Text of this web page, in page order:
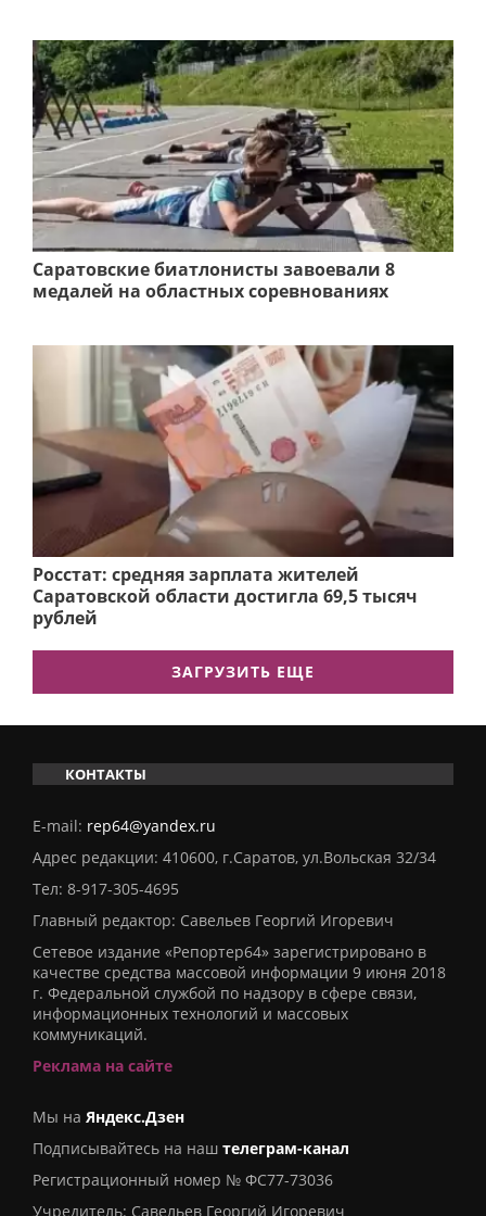
Саратовские биатлонисты завоевали 8
медалей на областных соревнованиях
Росстат: средняя зарплата жителей
Саратовской области достигла 69,5 тысяч
рублей
ЗАГРУЗИТЬ ЕЩЕ
КОНТАКТЫ
E-mail: rep64@yandex.ru
Адрес редакции: 410600, г.Саратов, ул.Вольская 32/34
Тел: 8-917-305-4695
Главный редактор: Савельев Георгий Игоревич
Сетевое издание «Репортер64» зарегистрировано в
качестве средства массовой информации 9 июня 2018
г. Федеральной службой по надзору в сфере связи,
информационных технологий и массовых
коммуникаций.
Реклама на сайте
Мы на Яндекс.Дзен
Подписывайтесь на наш телеграм-канал
Регистрационный номер № ФС77-73036
Учредитель: Савельев Георгий Игоревич